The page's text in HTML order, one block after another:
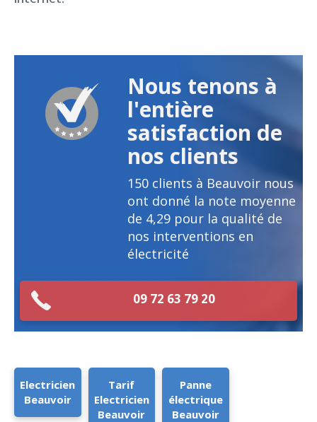
Nous tenons à
l'entière
satisfaction de
nos clients
150 clients à Beauvoir nous
ont donné la note moyenne
de 4,29 pour la qualité de
nos interventions en
électricité
09 72 63 79 20
Electricien
Beauvoir
Tarif
Electricien
Beauvoir
Panne
électrique
Beauvoir